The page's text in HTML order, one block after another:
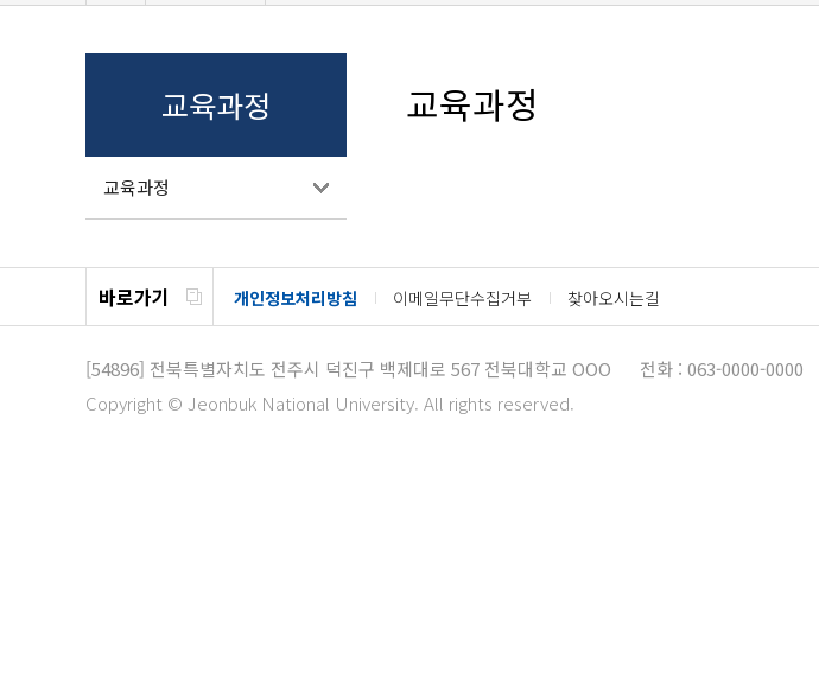
교육과정
교육과정
교육과정
바로가기 개인정보처리방침 이메일무단수집거부 찾아오시는길
[54896] 전북특별자치도 전주시 덕진구 백제대로 567 전북대학교 OOO 전화 : 063-0000-0000
Copyright © Jeonbuk National University. All rights reserved.